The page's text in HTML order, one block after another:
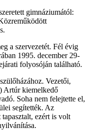
gimnáziumától:
a szervezetét. Fél évig
1995. december 29-
folyosóján található.
Vezetői,
Artúr kiemelkedő
Soha nem felejtette el,
segítették. Az
ezért is volt